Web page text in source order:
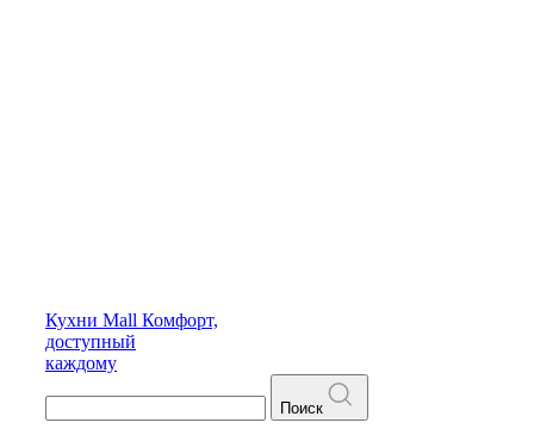
Кухни Mall Комфорт,
доступный
каждому
Поиск